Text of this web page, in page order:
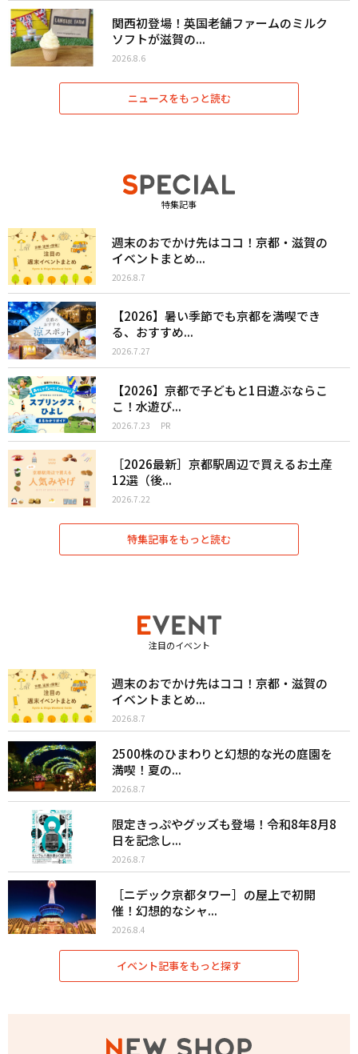
関西初登場！英国老舗ファームのミルク
ソフトが滋賀の...
2026.8.6
ニュースをもっと読む
特集記事
週末のおでかけ先はココ！京都・滋賀の
イベントまとめ...
2026.8.7
【2026】暑い季節でも京都を満喫でき
る、おすすめ...
2026.7.27
【2026】京都で子どもと1日遊ぶならこ
こ！水遊び...
2026.7.23 PR
［2026最新］京都駅周辺で買えるお土産
12選（後...
2026.7.22
特集記事をもっと読む
注目のイベント
週末のおでかけ先はココ！京都・滋賀の
イベントまとめ...
2026.8.7
2500株のひまわりと幻想的な光の庭園を
満喫！夏の...
2026.8.7
限定きっぷやグッズも登場！令和8年8月8
日を記念し...
2026.8.7
［ニデック京都タワー］の屋上で初開
催！幻想的なシャ...
2026.8.4
イベント記事をもっと探す